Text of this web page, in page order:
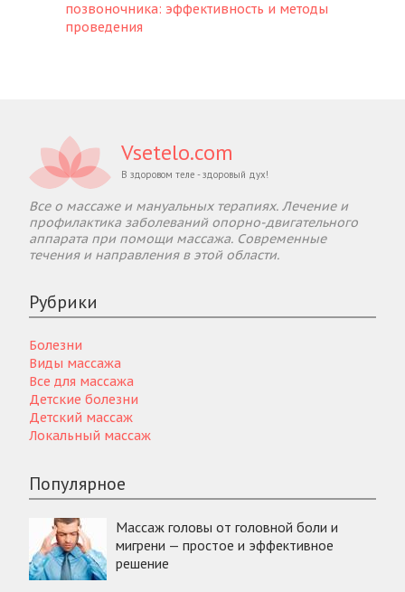
позвоночника: эффективность и методы
проведения
Vsetelo.com
В здоровом теле - здоровый дух!
Все о массаже и мануальных терапиях. Лечение и
профилактика заболеваний опорно-двигательного
аппарата при помощи массажа. Современные
течения и направления в этой области.
Рубрики
Болезни
Виды массажа
Все для массажа
Детские болезни
Детский массаж
Локальный массаж
Популярное
Массаж головы от головной боли и
мигрени — простое и эффективное
решение